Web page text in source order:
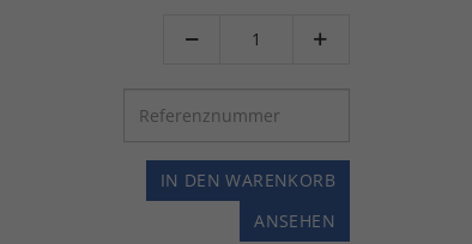
 
IN DEN WARENKORB
ANSEHEN